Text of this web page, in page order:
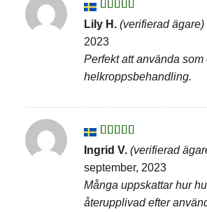
Betygsatt5
av 5
Lily H. (verifierad ägare)
2023
Perfekt att använda som
helkroppsbehandling.
Betygsatt
4av 5
Ingrid V. (verifierad
september, 2023
Många uppskattar hur
återupplivad efter